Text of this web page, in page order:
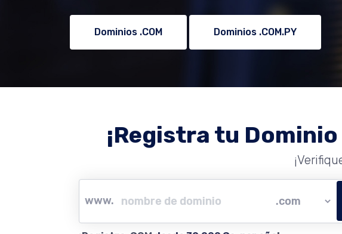
Dominios .COM Dominios .COM.PY
¡Registra tu
www.